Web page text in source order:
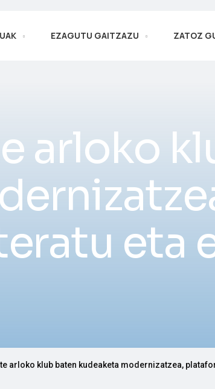
EZAGUTU GAITZAZU ZATOZ
arloko
eta
arloko klub baten kudeaketa modernizatzea,